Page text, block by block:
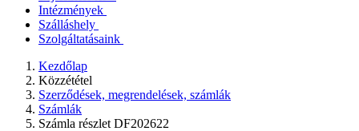
Intézmények
Szálláshely
Szolgáltatásaink
Kezdőlap
Közzététel
Szerződések, megrendelések, számlák
Számlák
Számla részlet DF202622